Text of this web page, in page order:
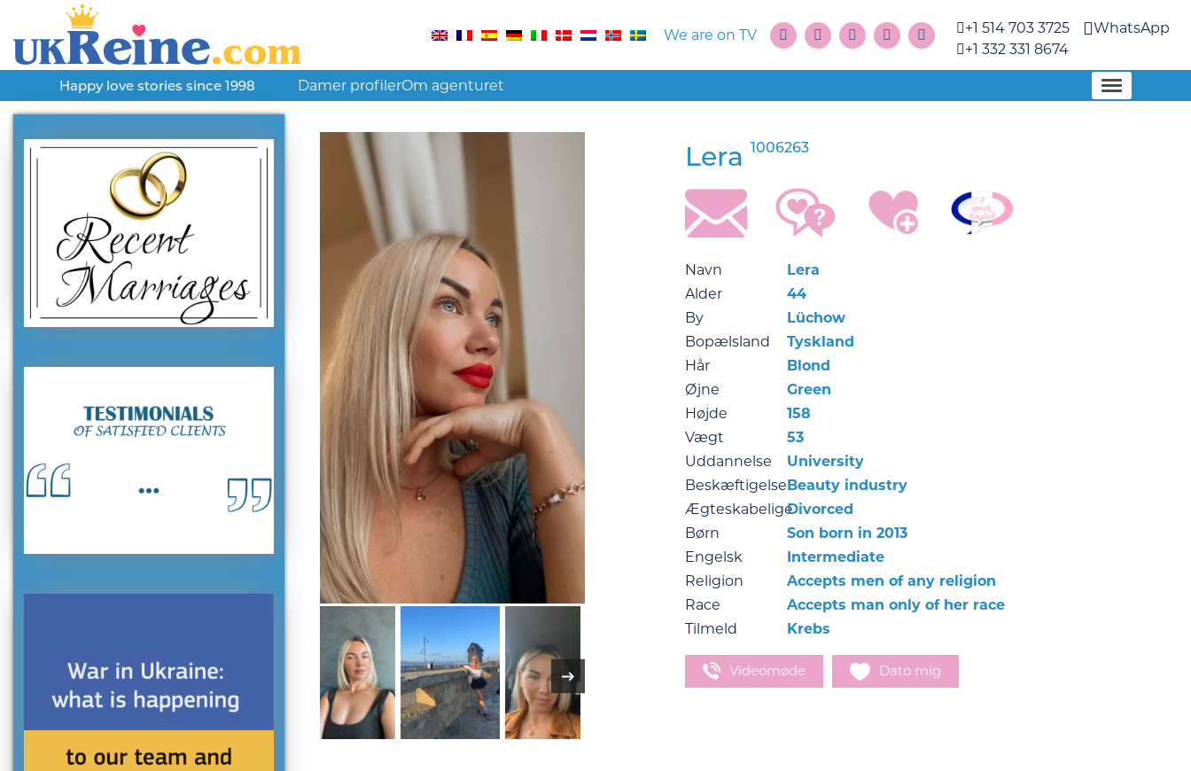
We are on TV
+1 514 703 3725
+1 332 331 8674
WhatsApp
Happy love stories since 1998 Damer profilerOm agenturet
Lera 1006263
Navn
Lera
Alder
44
By
Lüchow
Bopælsland
Tyskland
Hår
Blond
Øjne
Green
Højde
158
Vægt
53
Uddannelse
University
BeskæftigelseBeauty industry
ÆgteskabeligeDivorced
Børn
Son born in 2013
Engelsk
Intermediate
Religion
Accepts men of any religion
Race
Accepts man only of her race
Tilmeld
Krebs
Videomøde Dato mig